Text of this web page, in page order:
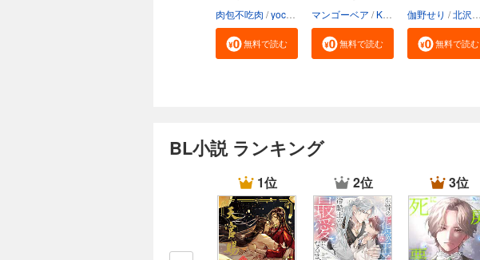
肉包不吃肉 yoco 呉聖華
無料で読む
マンゴーベア Kanapy 加藤智子
無料で読む
伽野せり 北沢きょう
無料で読む
BL小説 ランキング
1位 2位 3位